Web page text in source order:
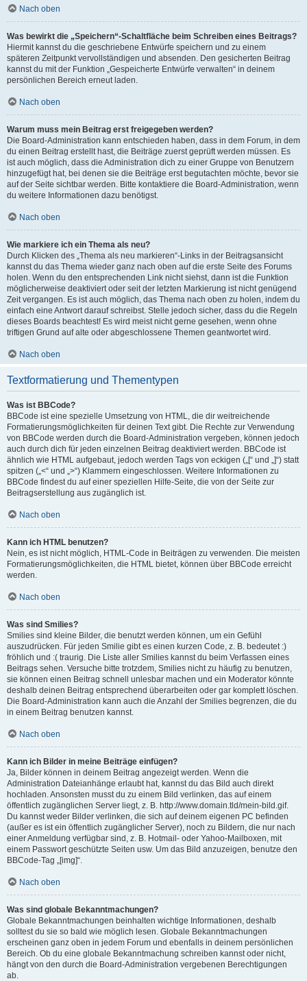
Nach oben
Was bewirkt die „Speichern“-Schaltfläche beim Schreiben eines Beitrags?
Hiermit kannst du die geschriebene Entwürfe speichern und zu einem
späteren Zeitpunkt vervollständigen und absenden. Den gesicherten Beitrag
kannst du mit der Funktion „Gespeicherte Entwürfe verwalten“ in deinem
persönlichen Bereich erneut laden.
Nach oben
Warum muss mein Beitrag erst freigegeben werden?
Die Board-Administration kann entschieden haben, dass in dem Forum, in dem
du einen Beitrag erstellt hast, die Beiträge zuerst geprüft werden müssen. Es
ist auch möglich, dass die Administration dich zu einer Gruppe von Benutzern
hinzugefügt hat, bei denen sie die Beiträge erst begutachten möchte, bevor sie
auf der Seite sichtbar werden. Bitte kontaktiere die Board-Administration, wenn
du weitere Informationen dazu benötigst.
Nach oben
Wie markiere ich ein Thema als neu?
Durch Klicken des „Thema als neu markieren“-Links in der Beitragsansicht
kannst du das Thema wieder ganz nach oben auf die erste Seite des Forums
holen. Wenn du den entsprechenden Link nicht siehst, dann ist die Funktion
möglicherweise deaktiviert oder seit der letzten Markierung ist nicht genügend
Zeit vergangen. Es ist auch möglich, das Thema nach oben zu holen, indem du
einfach eine Antwort darauf schreibst. Stelle jedoch sicher, dass du die Regeln
dieses Boards beachtest! Es wird meist nicht gerne gesehen, wenn ohne
triftigen Grund auf alte oder abgeschlossene Themen geantwortet wird.
Nach oben
Textformatierung und Thementypen
Was ist BBCode?
BBCode ist eine spezielle Umsetzung von HTML, die dir weitreichende
Formatierungsmöglichkeiten für deinen Text gibt. Die Rechte zur Verwendung
von BBCode werden durch die Board-Administration vergeben, können jedoch
auch durch dich für jeden einzelnen Beitrag deaktiviert werden. BBCode ist
ähnlich wie HTML aufgebaut, jedoch werden Tags von eckigen („[“ und „]“) statt
spitzen („<“ und „>“) Klammern eingeschlossen. Weitere Informationen zu
BBCode findest du auf einer speziellen Hilfe-Seite, die von der Seite zur
Beitragserstellung aus zugänglich ist.
Nach oben
Kann ich HTML benutzen?
Nein, es ist nicht möglich, HTML-Code in Beiträgen zu verwenden. Die meisten
Formatierungsmöglichkeiten, die HTML bietet, können über BBCode erreicht
werden.
Nach oben
Was sind Smilies?
Smilies sind kleine Bilder, die benutzt werden können, um ein Gefühl
auszudrücken. Für jeden Smilie gibt es einen kurzen Code, z. B. bedeutet :)
fröhlich und :( traurig. Die Liste aller Smilies kannst du beim Verfassen eines
Beitrags sehen. Versuche bitte trotzdem, Smilies nicht zu häufig zu benutzen,
sie können einen Beitrag schnell unlesbar machen und ein Moderator könnte
deshalb deinen Beitrag entsprechend überarbeiten oder gar komplett löschen.
Die Board-Administration kann auch die Anzahl der Smilies begrenzen, die du
in einem Beitrag benutzen kannst.
Nach oben
Kann ich Bilder in meine Beiträge einfügen?
Ja, Bilder können in deinem Beitrag angezeigt werden. Wenn die
Administration Dateianhänge erlaubt hat, kannst du das Bild auch direkt
hochladen. Ansonsten musst du zu einem Bild verlinken, das auf einem
öffentlich zugänglichen Server liegt, z. B. http://www.domain.tld/mein-bild.gif.
Du kannst weder Bilder verlinken, die sich auf deinem eigenen PC befinden
(außer es ist ein öffentlich zugänglicher Server), noch zu Bildern, die nur nach
einer Anmeldung verfügbar sind, z. B. Hotmail- oder Yahoo-Mailboxen, mit
einem Passwort geschützte Seiten usw. Um das Bild anzuzeigen, benutze den
BBCode-Tag „[img]“.
Nach oben
Was sind globale Bekanntmachungen?
Globale Bekanntmachungen beinhalten wichtige Informationen, deshalb
solltest du sie so bald wie möglich lesen. Globale Bekanntmachungen
erscheinen ganz oben in jedem Forum und ebenfalls in deinem persönlichen
Bereich. Ob du eine globale Bekanntmachung schreiben kannst oder nicht,
hängt von den durch die Board-Administration vergebenen Berechtigungen
ab.